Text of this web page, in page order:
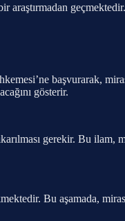
başvurarak,
gösterir.
gerekir. Bu ilam,
Bu aşamada, miras